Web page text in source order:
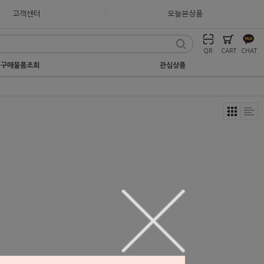
고객센터 오늘본상품
QR CART CHAT
구매물품조회 관심상품